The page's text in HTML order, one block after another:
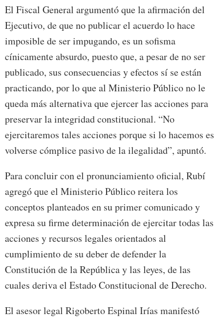
El Fiscal General argumentó que la afirmación del
Ejecutivo, de que no publicar el acuerdo lo hace
imposible de ser impugando, es un sofisma
cínicamente absurdo, puesto que, a pesar de no ser
publicado, sus consecuencias y efectos sí se están
practicando, por lo que al Ministerio Público no le
queda más alternativa que ejercer las acciones para
preservar la integridad constitucional. “No
ejercitaremos tales acciones porque si lo hacemos es
volverse cómplice pasivo de la ilegalidad”, apuntó.
Para concluir con el pronunciamiento oficial, Rubí
agregó que el Ministerio Público reitera los
conceptos planteados en su primer comunicado y
expresa su firme determinación de ejercitar todas las
acciones y recursos legales orientados al
cumplimiento de su deber de defender la
Constitución de la República y las leyes, de las
cuales deriva el Estado Constitucional de Derecho.
El asesor legal Rigoberto Espinal Irías manifestó